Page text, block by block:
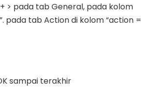
> pada tab General, pada kolom
pada tab Action di kolom “action =
sampai terakhir